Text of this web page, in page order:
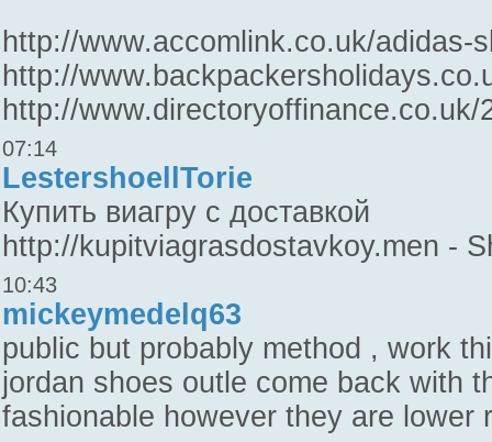
http://www.accomlink.co.uk/adidas-
http://
http://
07:14
LestershoellTorie
Купить виагру с доставкой
http://kupitviagrasdostavkoy.men -
10:43
mickeymedelq63
public but probably method , work
jordan shoes outle come back with
fashionable however they are lower